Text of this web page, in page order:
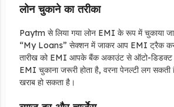
लोन चुकाने का तरीका
Paytm से लिया गया लोन EMI के रूप में चुकाया
“My Loans” सेक्शन में जाकर आप EMI ट्रैक
तारीख को EMI आपके बैंक अकाउंट से ऑटो-डिडक्ट
EMI चुकाना जरूरी होता है, वरना पेनल्टी लग
खराब हो सकता है।